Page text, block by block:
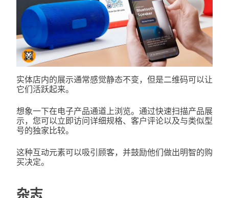
实体店内的展示通常感觉静态不变，但是二维码可以让
它们活跃起来。
想象一下在电子产品通道上浏览。通过快速扫描产品展
示，您可以立即访问详细规格、客户评论以及与类似型
号的独家比较。
这种互动元素可以吸引顾客，并鼓励他们做出明智的购
买决定。
杂志